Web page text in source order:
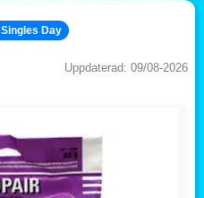
Day
Uppdaterad: 09/08-2026